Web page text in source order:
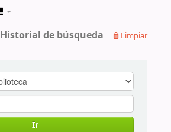
Historial de búsqueda Limpiar
Ir